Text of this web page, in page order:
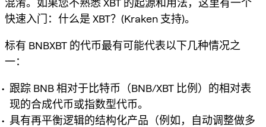
混淆。如果您不熟悉 XBT 的起源和用法，这里有一个
快速入门：什么是 XBT？(Kraken 支持)。
标有 BNBXBT 的代币最有可能代表以下几种情况之
一：
跟踪 BNB 相对于比特币（BNB/XBT 比例）的相对表
现的合成代币或指数型代币。
具有再平衡逻辑的结构化产品（例如，自动调整做多